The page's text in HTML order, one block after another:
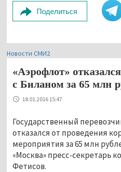
Поделиться
Новости СМИ2
«Аэрофлот»
с Биланом за 65 млн
18.01.2016 15:47
Государственный
отказался от проведения
мероприятия за 65 млн
«Москва» пресс-секретарь
Фетисов.